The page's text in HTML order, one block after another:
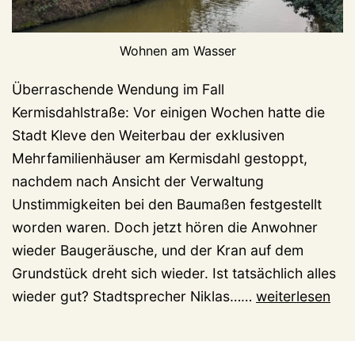
Wohnen am Wasser
Überraschende Wendung im Fall
Kermisdahlstraße: Vor einigen Wochen hatte die
Stadt Kleve den Weiterbau der exklusiven
Mehrfamilienhäuser am Kermisdahl gestoppt,
nachdem nach Ansicht der Verwaltung
Unstimmigkeiten bei den Baumaßen festgestellt
worden waren. Doch jetzt hören die Anwohner
wieder Baugeräusche, und der Kran auf dem
Grundstück dreht sich wieder. Ist tatsächlich alles
wieder gut? Stadtsprecher Niklas…… Überraschung
weiterlesen